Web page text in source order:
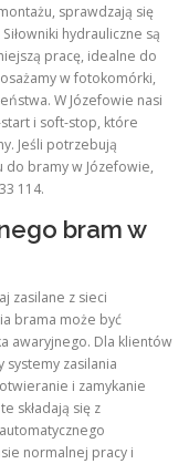
sprawdzają się
hydrauliczne są
pracę, idealne do
w fotokomórki,
W Józefowie nasi
i soft-stop, które
Jeśli potrzebują
bramy w Józefowie,
114.
bram w
zasilane z sieci
brama może być
awaryjnego. Dla klientów
zasilania
i zamykanie
składają się z
normalnej pracy i